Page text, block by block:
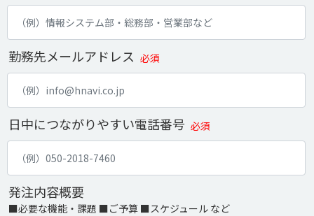
勤務先メールアドレス 必須
日中につながりやすい電話番号 必須
発注内容概要
■必要な機能・課題 ■ご予算 ■スケジュール など